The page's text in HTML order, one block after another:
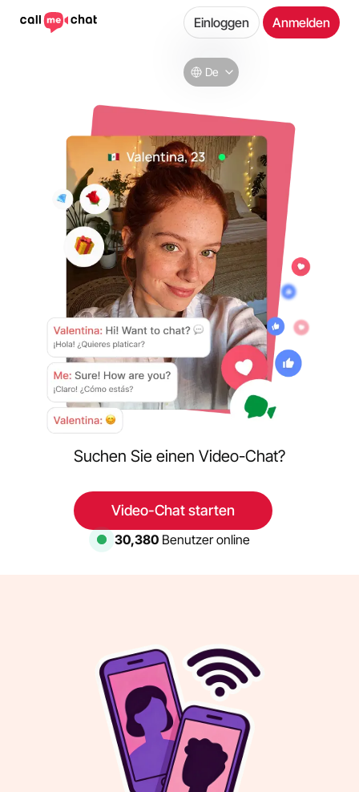
De
Einloggen Anmelden
Suchen Sie einen Video-Chat?
Video-Chat starten
30,380Benutzer online